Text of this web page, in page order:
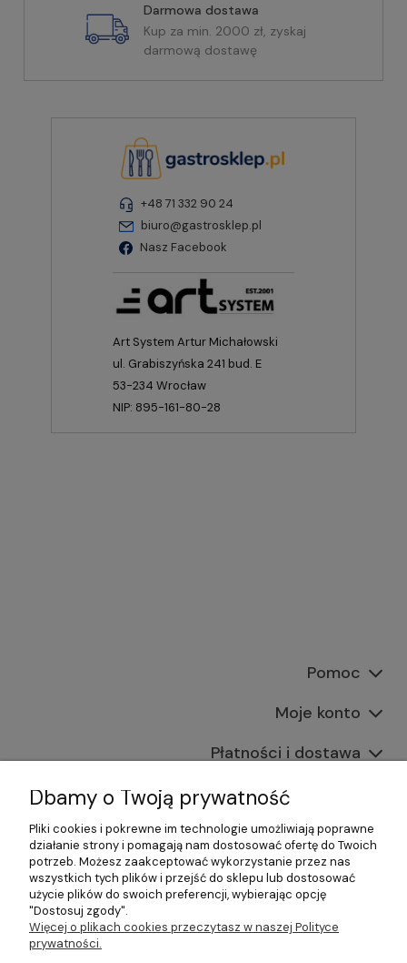
Darmowa dostawa
Kup za min. 2000 zł, zyskaj
darmową dostawę
+48 71 332 90 24
biuro@gastrosklep.pl
Nasz Facebook
Art System Artur Michałowski
ul. Grabiszyńska 241 bud. E
53-234 Wrocław
NIP: 895-161-80-28
Pomoc
Moje konto
Płatności i dostawa
Informacje
O nas
©2026 Wszelkie Prawa Zastrzeżone | Gastrosklep |
Wyposażenie gastronomii, restauracji oraz barów
Dbamy o Twoją prywatność
Pliki cookies i pokrewne im technologie umożliwiają poprawne
działanie strony i pomagają nam dostosować ofertę do Twoich
potrzeb. Możesz zaakceptować wykorzystanie przez nas
wszystkich tych plików i przejść do sklepu lub dostosować
użycie plików do swoich preferencji, wybierając opcję
"Dostosuj zgody".
Więcej o plikach cookies przeczytasz w naszej Polityce
prywatności.